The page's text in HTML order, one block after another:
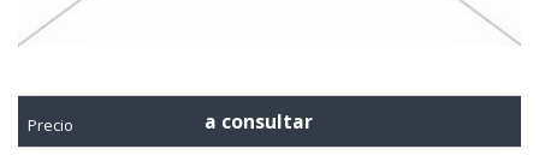
Precio a consultar